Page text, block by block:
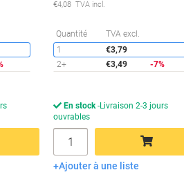
Économies
€4,08 TVA incl.
Quantité TVA excl.
1
€3,79
2+
€3,49 -7%
En stock Livraison 2-3 jours
ouvrables
Quantité
Ajouter au panier
Ajouter à une liste